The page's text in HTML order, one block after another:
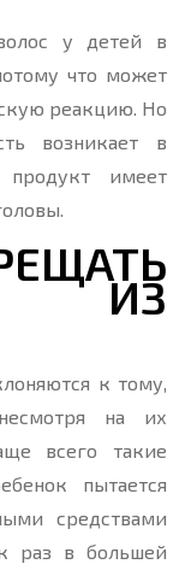
у детей в
что может
реакцию. Но
возникает в
продукт имеет
ИЗ
к тому,
на их
всего такие
пытается
средствами
раз в большей